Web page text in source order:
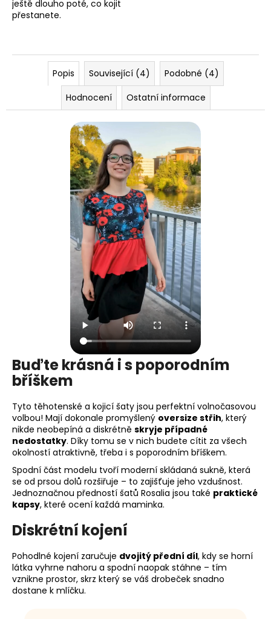
ještě dlouho poté, co kojit
přestanete.
Popis Související (4)
Podobné (4)
Hodnocení
Ostatní informace
Buďte krásná i s poporodním
bříškem
Tyto těhotenské a kojicí šaty jsou perfektní volnočasovou
volbou! Mají dokonale promyšlený oversize střih, který
nikde neobepíná a diskrétně skryje případné
nedostatky. Díky tomu se v nich budete cítit za všech
okolností atraktivně, třeba i s poporodním bříškem.
Spodní část modelu tvoří moderní skládaná sukně, která
se od prsou dolů rozšiřuje – to zajišťuje jeho vzdušnost.
Jednoznačnou předností šatů Rosalia jsou také praktické
kapsy, které ocení každá maminka.
Diskrétní kojení
Pohodlné kojení zaručuje dvojitý přední díl, kdy se horní
látka vyhrne nahoru a spodní naopak stáhne – tím
vznikne prostor, skrz který se váš drobeček snadno
dostane k mlíčku.